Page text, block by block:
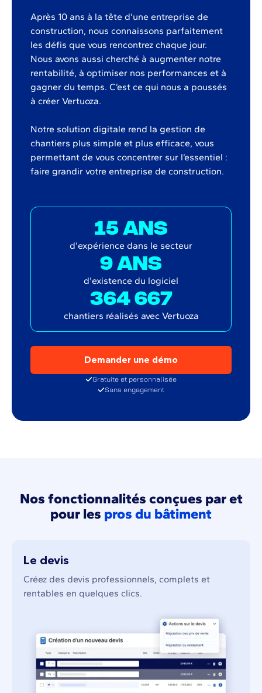
Après 10 ans à la tête d’une entreprise de
construction, nous connaissons parfaitement
les défis que vous rencontrez chaque jour.
Nous avons aussi cherché à augmenter notre
rentabilité, à optimiser nos performances et à
gagner du temps. C’est ce qui nous a poussés
à créer Vertuoza.
Notre solution digitale rend la gestion de
chantiers plus simple et plus efficace, vous
permettant de vous concentrer sur l’essentiel :
faire grandir votre entreprise de construction.
15 ans
d'expérience dans le secteur
9 ans
d'existence du logiciel
364 667
chantiers réalisés avec Vertuoza
Demander une démo
Gratuite et personnalisée
Sans engagement
Nos fonctionnalités conçues par et
pour les pros du bâtiment
Le devis
Créez des devis professionnels, complets et
rentables en quelques clics.